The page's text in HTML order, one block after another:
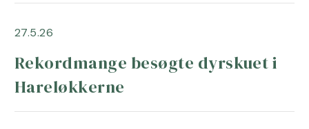
27.5.26
Rekordmange besøgte dyrskuet i
Hareløkkerne